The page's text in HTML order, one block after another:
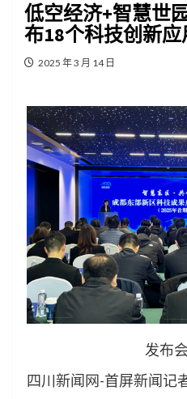
低空经济+智慧世
布18个科技创新
2025 年 3 月 14 日
发布
四川新闻网-首屏新闻记